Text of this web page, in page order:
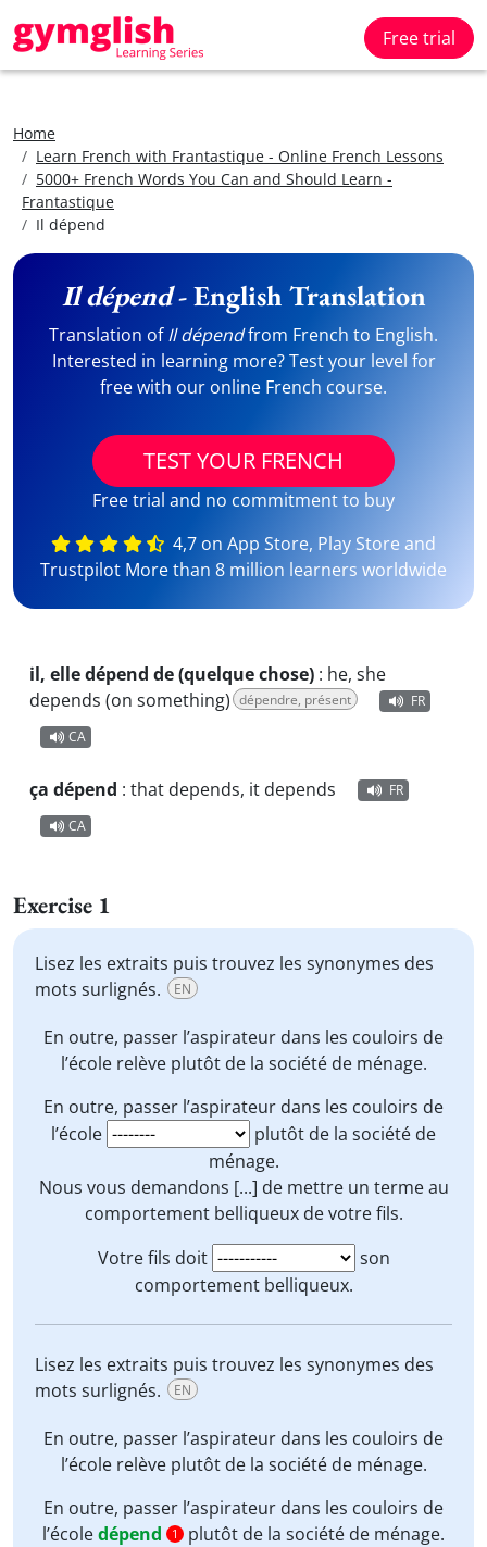
Free trial
Home
Learn French with Frantastique - Online French Lessons
5000+ French Words You Can and Should Learn -
Frantastique
Il dépend
Il dépend- English Translation
Translation ofIl dépendfrom French to English.
Interested in learning more? Test your level for
free with our online French course.
TEST YOUR FRENCH
Free trial and no commitment to buy
4,7 on App Store, Play Store and
Trustpilot More than 8 million learners worldwide
il, elle dépend de (quelque chose) : he, she
depends (on something) dépendre, présent
FR
CA
ça dépend : that depends, it depends
FR
CA
Exercise 1
Lisez les extraits puis trouvez les synonymes des
mots surlignés.
EN
En outre, passer l’aspirateur dans les couloirs de
l’école relèveplutôt de la société de ménage.
En outre, passer l’aspirateur dans les couloirs de
l’école
plutôt de la société de
ménage.
Nous vous demandons [...] de mettre un termeau
comportement belliqueux de votre fils.
Votre fils doit
son
comportement belliqueux.
Lisez les extraits puis trouvez les synonymes des
mots surlignés.
EN
En outre, passer l’aspirateur dans les couloirs de
l’école relèveplutôt de la société de ménage.
En outre, passer l’aspirateur dans les couloirs de
l’écoledépend 1
plutôt de la société de ménage.